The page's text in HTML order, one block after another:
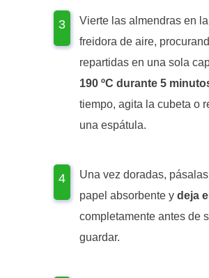
Vierte las almendras en
freidora de aire,
repartidas en una sola
190 ºC durante 5
tiempo, agita la cubeta o
una espátula.
Una vez doradas,
papel absorbente y deja
completamente antes de
guardar.